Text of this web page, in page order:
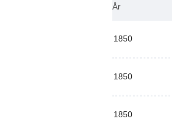
År
1850
1850
1850